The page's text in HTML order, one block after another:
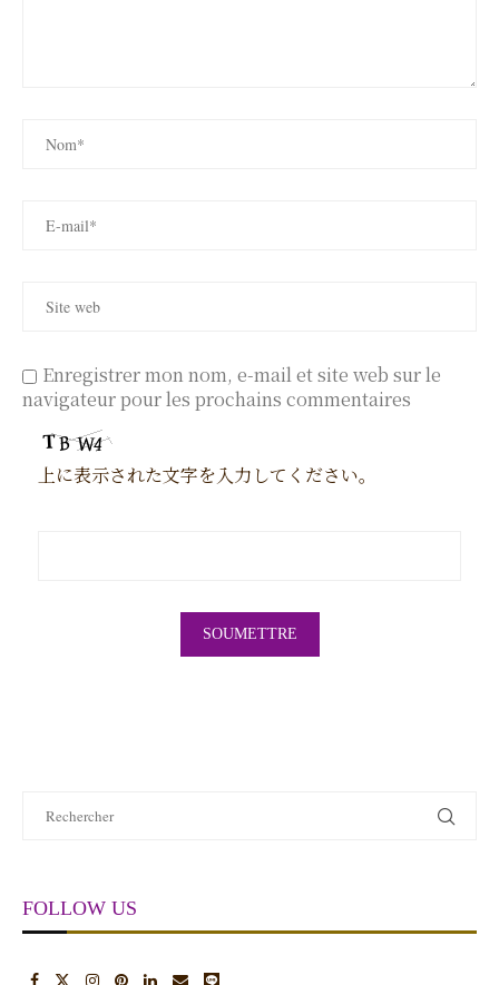
Enregistrer mon nom, e-mail et site web sur le
navigateur pour les prochains commentaires
上に表示された文字を入力してください。
FOLLOW US